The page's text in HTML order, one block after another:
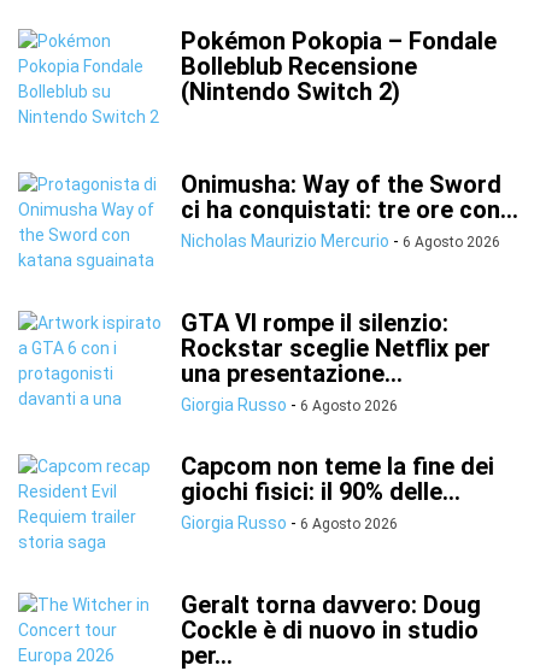
Pokémon Pokopia – Fondale
Bolleblub Recensione
(Nintendo Switch 2)
Onimusha: Way of the Sword
ci ha conquistati: tre ore con...
Nicholas Maurizio Mercurio - 6 Agosto 2026
GTA VI rompe il silenzio:
Rockstar sceglie Netflix per
una presentazione...
Giorgia Russo - 6 Agosto 2026
Capcom non teme la fine dei
giochi fisici: il 90% delle...
Giorgia Russo - 6 Agosto 2026
Geralt torna davvero: Doug
Cockle è di nuovo in studio
per...